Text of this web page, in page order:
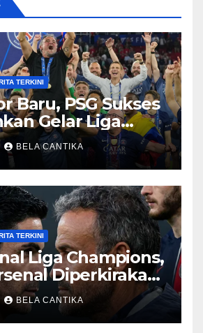
TERKINI
Baru, PSG Sukses
Gelar Liga
BELA CANTIKA
TERKINI
Liga Champions,
Diperkirakan
BELA CANTIKA